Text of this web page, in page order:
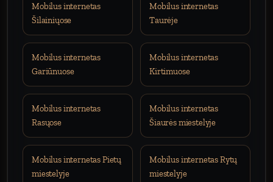
Mobilus internetas
Šilainiųose
Mobilus internetas
Taurėje
Mobilus internetas
Gariūnuose
Mobilus internetas
Kirtimuose
Mobilus internetas
Rasųose
Mobilus internetas
Šiaurės miestelyje
Mobilus internetas Pietų
miestelyje
Mobilus internetas Rytų
miestelyje